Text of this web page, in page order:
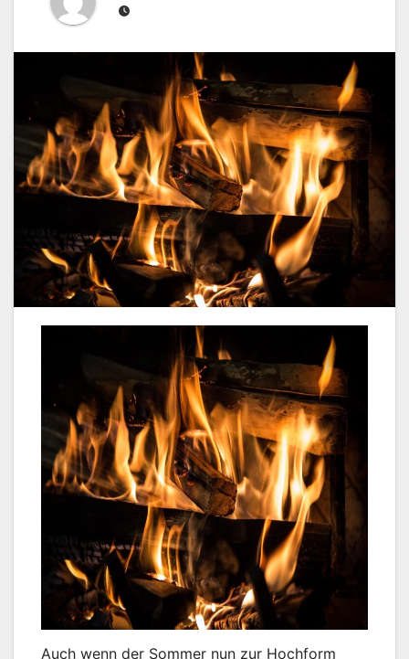
Auch wenn der Sommer nun zur Hochform